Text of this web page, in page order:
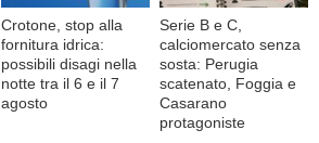
Crotone, stop alla
fornitura idrica:
possibili disagi nella
notte tra il 6 e il 7
agosto
Serie B e C,
calciomercato senza
sosta: Perugia
scatenato, Foggia e
Casarano
protagoniste